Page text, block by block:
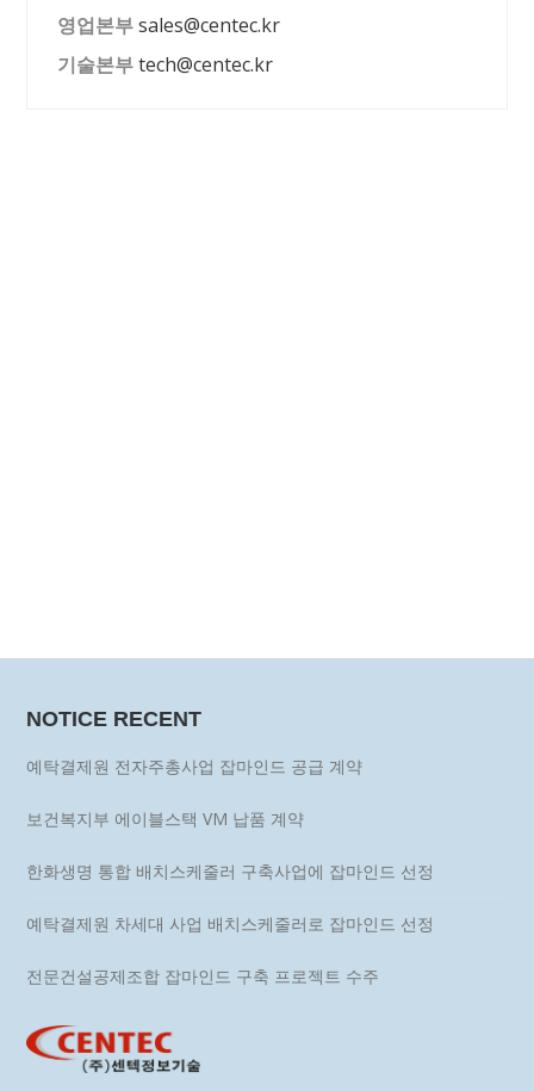
영업본부sales@centec.kr
기술본부tech@centec.kr
NOTICE RECENT
예탁결제원 전자주총사업 잡마인드 공급 계약
보건복지부 에이블스택 VM 납품 계약
한화생명 통합 배치스케줄러 구축사업에 잡마인드 선정
예탁결제원 차세대 사업 배치스케줄러로 잡마인드 선정
전문건설공제조합 잡마인드 구축 프로젝트 수주